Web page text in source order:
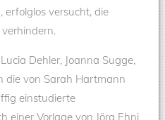
erfolglos versucht, die
Dehler, Joanna Sugge,
die von Sarah Hartmann
einstudierte
einer Vorlage von Jörg Ehni